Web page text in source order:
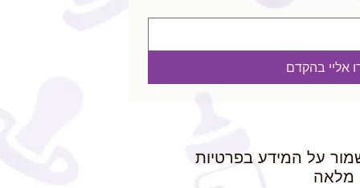
אליי בהקדם
על המידע בפרטיות
מלאה